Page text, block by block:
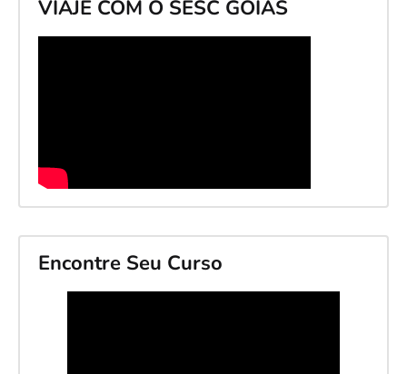
VIAJE COM O SESC GOIÁS
Encontre Seu Curso